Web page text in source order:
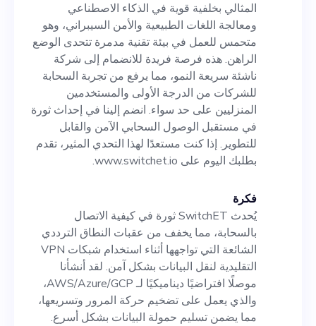
الأولى والمستخدمين المنزليين
على حد سواء. انضم إلينا في
إحداث ثورة في مستقبل الوصول
السحابي الآمن والقابل للتطوير.
إذا كنت مستعدًا لهذا التحدي
المثير، تقدم بطلبك اليوم على
www.switchet.io.
المثالي بخلفية قوية في الذكاء الاصطناعي
ومعالجة اللغات الطبيعية والأمن السيبراني، وهو
متحمس للعمل في بيئة تقنية مدمرة تتحدى الوضع
الراهن. هذه فرصة فريدة للانضمام إلى شركة
ناشئة سريعة النمو، مما يرفع من تجربة السحابة
للشركات من الدرجة الأولى والمستخدمين
المنزليين على حد سواء. انضم إلينا في إحداث ثورة
في مستقبل الوصول السحابي الآمن والقابل
للتطوير. إذا كنت مستعدًا لهذا التحدي المثير، تقدم
بطلبك اليوم على www.switchet.io.
فكرة
يُحدث SwitchET ثورة في كيفية الاتصال
بالسحابة، مما يخفف من عقبات النطاق الترددي
الشائعة التي تواجهها أثناء استخدام شبكات VPN
التقليدية لنقل البيانات بشكل آمن. لقد أنشأنا
موصلًا افتراضيًا ديناميكيًا لـ AWS/Azure/GCP،
والذي يعمل على تضخيم حركة المرور وتسريعها،
مما يضمن تسليم حمولة البيانات بشكل أسرع.